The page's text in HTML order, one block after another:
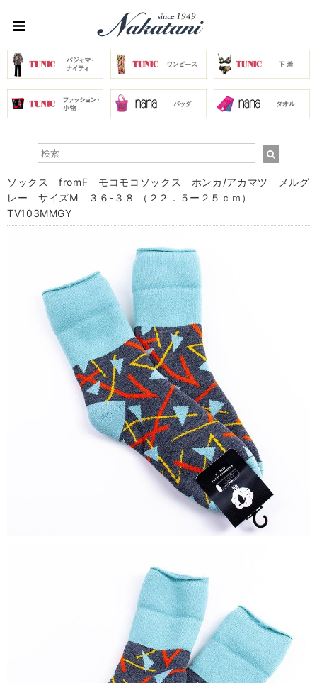
ソックス fromF モコモコソックス ホンカ/アカマツ メルグ
レー サイズM ３６-３８ （２２．５ー２５ｃｍ）
TV103MMGY